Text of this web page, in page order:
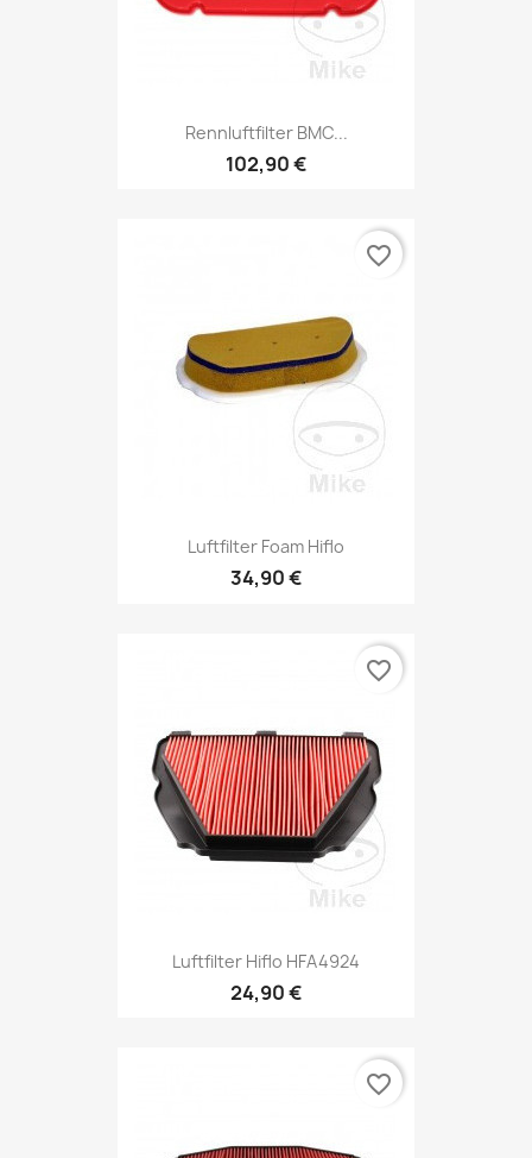
Rennluftfilter BMC...
102,90 €
Luftfilter Foam Hiflo
34,90 €
favorite_border
Luftfilter Hiflo HFA4924
24,90 €
favorite_border
favorite_border